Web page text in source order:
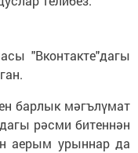
"Вконтакте"дагы
барлык мәгълүмат
рәсми битеннән
аерым урыннар да